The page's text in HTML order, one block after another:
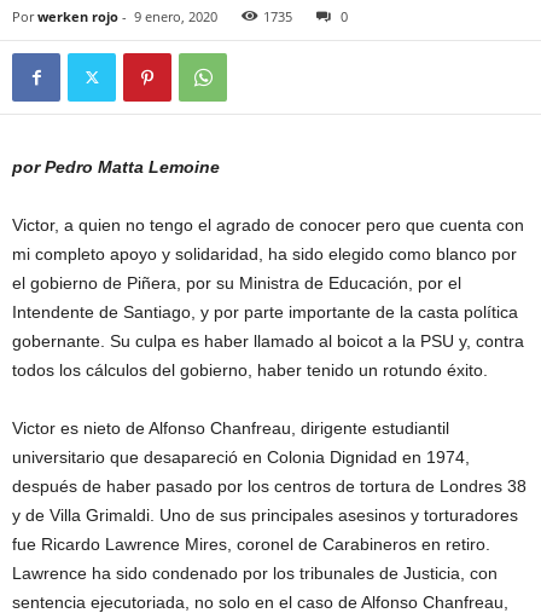
Por werken rojo - 9 enero, 2020 1735 0
por Pedro Matta Lemoine
Victor, a quien no tengo el agrado de conocer pero que cuenta con
mi completo apoyo y solidaridad, ha sido elegido como blanco por
el gobierno de Piñera, por su Ministra de Educación, por el
Intendente de Santiago, y por parte importante de la casta política
gobernante. Su culpa es haber llamado al boicot a la PSU y, contra
todos los cálculos del gobierno, haber tenido un rotundo éxito.
Victor es nieto de Alfonso Chanfreau, dirigente estudiantil
universitario que desapareció en Colonia Dignidad en 1974,
después de haber pasado por los centros de tortura de Londres 38
y de Villa Grimaldi. Uno de sus principales asesinos y torturadores
fue Ricardo Lawrence Mires, coronel de Carabineros en retiro.
Lawrence ha sido condenado por los tribunales de Justicia, con
sentencia ejecutoriada, no solo en el caso de Alfonso Chanfreau,